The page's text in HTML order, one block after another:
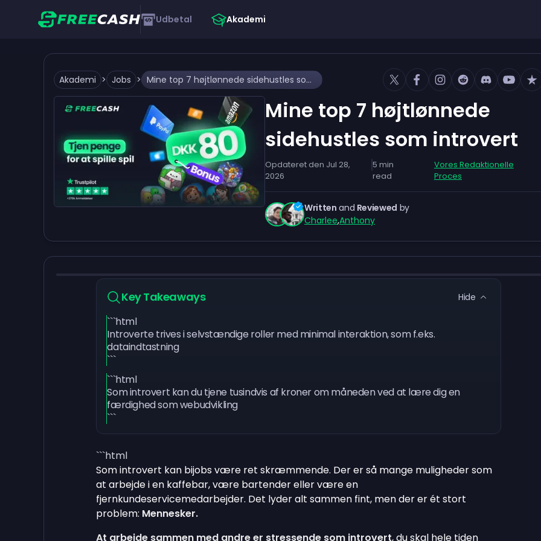
Udbetal Akademi
Akademi > Jobs > Mine top 7 højtlønnede sidehustles som introvert
Mine top 7 højtlønnede
sidehustles som introvert
Opdateret den Jul 28,
2026
5 min
read
Vores Redaktionelle
Proces
Written and Reviewed by
Charlee,Anthony
Key Takeaways Hide
```html
Introverte trives i selvstændige roller med minimal interaktion, som f.eks.
dataindtastning
```
```html
Som introvert kan du tjene tusindvis af kroner om måneden ved at lære dig en
færdighed som webudvikling
```
```html
Som introvert kan bijobs være ret skræmmende. Der er så mange muligheder som
at arbejde i en kaffebar, være bartender eller være en
fjernkundeservicemedarbejder. Det lyder alt sammen fint, men der er ét stort
problem: Mennesker.
At arbejde sammen med andre er stressende som introvert, du skal hele tiden